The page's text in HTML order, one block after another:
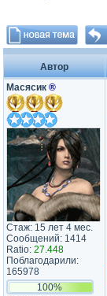
Автор
Масясик ®
Стаж: 15 лет 4 мес.
Сообщений: 1414
Ratio: 27.448
Поблагодарили:
165978
100%